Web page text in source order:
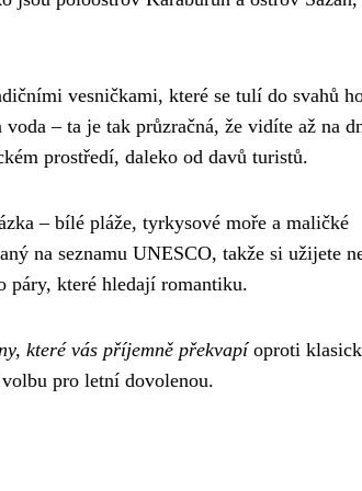
vesničkami, které se tulí do svahů
– ta je tak průzračná, že vidíte až na
prostředí, daleko od davů turistů.
– bílé pláže, tyrkysové moře a maličké
na seznamu UNESCO, takže si užijete
páry, které hledají romantiku.
které vás příjemně překvapíoproti
pro letní dovolenou.